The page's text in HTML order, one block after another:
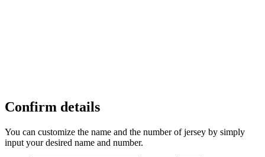
Confirm details
You can customize the name and the number of jersey by simply
input your desired name and number.